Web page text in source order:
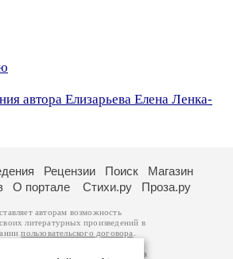
автора Елизарьева Елена Ленка-
Рецензии Поиск
Магазин
О портале Стихи.ру Проза.ру
авторам возможность
литературных произведений в
пользовательского договора
принадлежат авторам
Перепечатка произведений возможна